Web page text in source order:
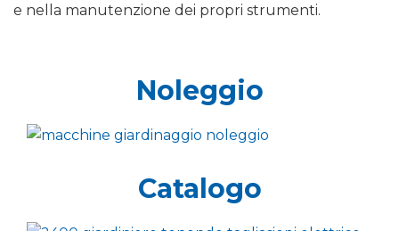
e nella manutenzione dei propri strumenti.
Noleggio
Catalogo